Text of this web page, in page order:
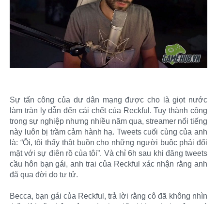
Sự tấn công của dư dân mạng được cho là giọt nước
làm tràn ly dẫn đến cái chết của Reckful. Tuy thành công
trong sự nghiệp nhưng nhiều năm qua, streamer nổi tiếng
này luôn bị trầm cảm hành hạ. Tweets cuối cùng của anh
là: “Ôi, tôi thấy thật buồn cho những người buộc phải đối
mặt với sự điên rồ của tôi”. Và chỉ 6h sau khi đăng tweets
cầu hôn bạn gái, anh trai của Reckful xác nhận rằng anh
đã qua đời do tự tử.
Becca, bạn gái của Reckful, trả lời rằng cô đã không nhìn